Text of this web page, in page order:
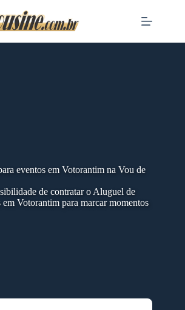
eventos em Votorantim na Vou de
de contratar o Aluguel de
Votorantim para marcar momentos